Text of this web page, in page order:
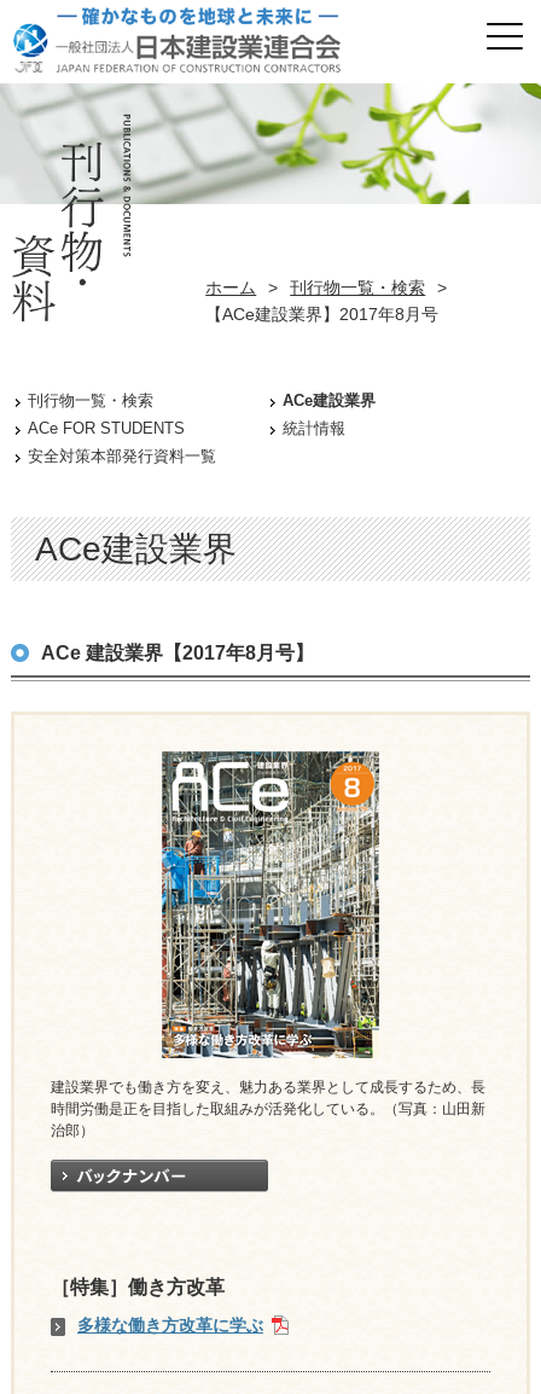
ホーム > 刊行物一覧・検索
>
【ACe建設業界】2017年8月号
ACe建設業界
ACe 建設業界【2017年8月号】
建設業界でも働き方を変え、魅力ある業界として成長するため、長
時間労働是正を目指した取組みが活発化している。（写真：山田新
治郎）
［特集］働き方改革
多様な働き方改革に学ぶ
刊行物一覧・検索
ACe建設業界
ACe FOR STUDENTS
統計情報
安全対策本部発行資料一覧